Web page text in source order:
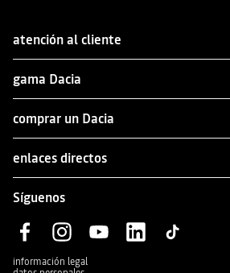
atención al cliente
gama Dacia
comprar un Dacia
enlaces directos
Síguenos
información legal